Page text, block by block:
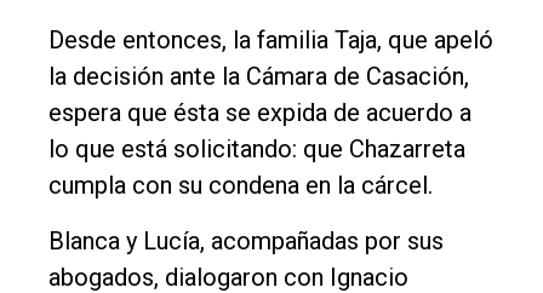
Desde entonces, la familia Taja, que apeló
la decisión ante la Cámara de Casación,
espera que ésta se expida de acuerdo a
lo que está solicitando: que Chazarreta
cumpla con su condena en la cárcel.
Blanca y Lucía, acompañadas por sus
abogados, dialogaron con Ignacio